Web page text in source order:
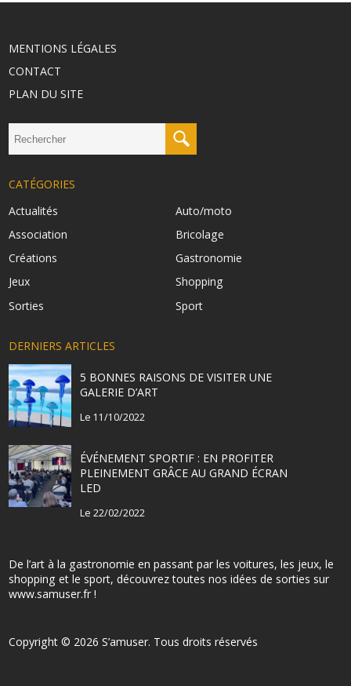
MENTIONS LÉGALES
CONTACT
PLAN DU SITE
CATÉGORIES
Actualités
Auto/moto
Association
Bricolage
Créations
Gastronomie
Jeux
Shopping
Sorties
Sport
DERNIERS ARTICLES
5 BONNES RAISONS DE VISITER UNE
GALERIE D’ART
Le 11/10/2022
ÉVÉNEMENT SPORTIF : EN PROFITER
PLEINEMENT GRÂCE AU GRAND ÉCRAN
LED
Le 22/02/2022
De l’art à la gastronomie en passant par les voitures, les jeux, le
shopping et le sport, découvrez toutes nos idées de sorties sur
www.samuser.fr !
Copyright © 2026 S’amuser. Tous droits réservés